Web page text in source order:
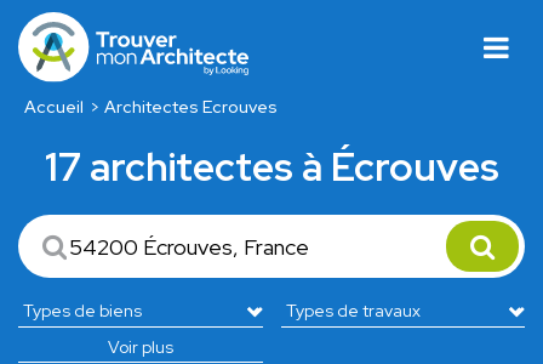
Accueil Architectes Ecrouves
17 architectes à Écrouves
Voir plus